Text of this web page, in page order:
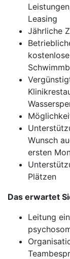
Leasing
Jährliche
Wunsch
ersten
Plätzen
Das erwartet
Leitung